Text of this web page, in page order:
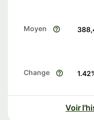
Moyen
Change 1.42
Voir